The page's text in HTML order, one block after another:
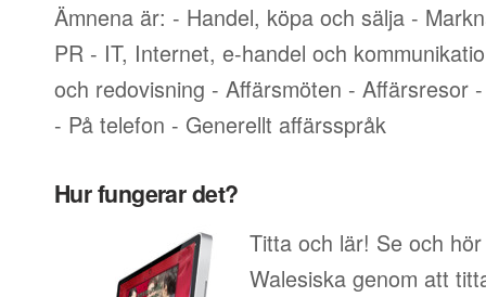
Ämnena är: - Handel, köpa och sälja -
PR - IT, Internet, e-handel och
och redovisning - Affärsmöten - Affärsresor
- På telefon - Generellt affärsspråk
Hur fungerar det?
Titta och lär! Se och
Walesiska genom att